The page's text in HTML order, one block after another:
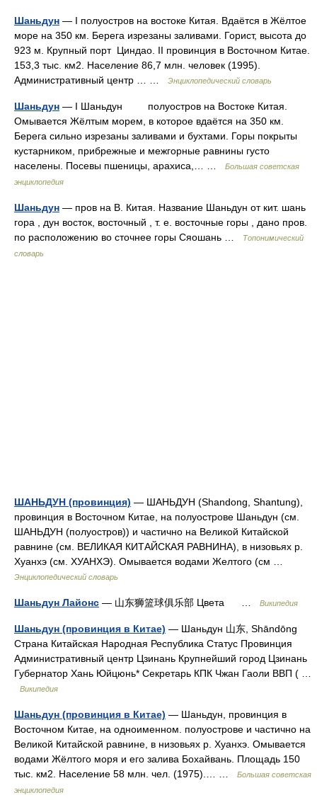
Шаньдун — I полуостров на востоке Китая. Вдаётся в Жёлтое
море на 350 км. Берега изрезаны заливами. Горист, высота до
923 м. Крупный порт Циндао. II провинция в Восточном Китае.
153,3 тыс. км2. Население 86,7 млн. человек (1995).
Административный центр … …
Энциклопедический словарь
Шаньдун — I Шаньдун полуостров на Востоке Китая.
Омывается Жёлтым морем, в которое вдаётся на 350 км.
Берега сильно изрезаны заливами и бухтами. Горы покрыты
кустарником, прибрежные и межгорные равнины густо
населены. Посевы пшеницы, арахиса,… …
Большая советская
энциклопедия
Шаньдун — пров на В. Китая. Название Шаньдун от кит. шань
гора , дун восток, восточный , т. е. восточные горы , дано пров.
по расположению во сточнее горы Сяошань …
Топонимический
словарь
ШАНЬДУН (провинция) — ШАНЬДУН (Shandong, Shantung),
провинция в Восточном Китае, на полуострове Шаньдун (см.
ШАНЬДУН (полуостров)) и частично на Великой Китайской
равнине (см. ВЕЛИКАЯ КИТАЙСКАЯ РАВНИНА), в низовьях р.
Хуанхэ (см. ХУАНХЭ). Омывается водами Желтого (см …
Энциклопедический словарь
Шаньдун Лайонс — 山东狮篮球俱乐部 Цвета … Википедия
Шаньдун (провинция в Китае) — Шаньдун 山东, Shāndōng
Страна Китайская Народная Республика Статус Провинция
Административный центр Цзинань Крупнейший город Цзинань
Губернатор Хань Юйцюнь* Секретарь КПК Чжан Гаоли ВВП ( …
Википедия
Шаньдун (провинция в Китае) — Шаньдун, провинция в
Восточном Китае, на одноименном. полуострове и частично на
Великой Китайской равнине, в низовьях р. Хуанхэ. Омывается
водами Жёлтого моря и его залива Бохайвань. Площадь 150
тыс. км2. Население 58 млн. чел. (1975).… …
Большая советская
энциклопедия